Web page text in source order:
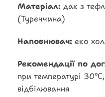
Матеріал: дак з
(Туреччина)
Наповнювач: еко
Рекомендації по
при температурі
відбілювання